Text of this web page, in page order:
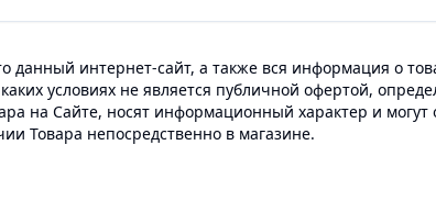
интернет-сайт, а также вся информация о
условиях не является публичной офертой,
на Сайте, носят информационный характер и могут
Товара непосредственно в магазине.